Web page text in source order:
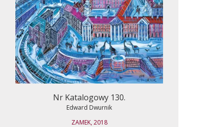
Nr Katalogowy 130.
Edward Dwurnik
ZAMEK, 2018